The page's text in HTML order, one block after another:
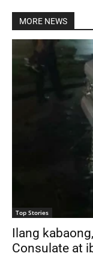
MORE NEWS
Top Stories
Ilang
Consulate at